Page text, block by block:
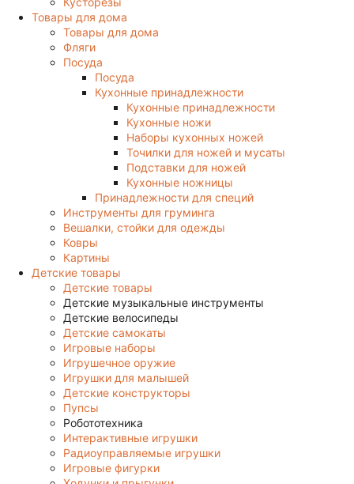
Товары для дома
Товары для дома
Фляги
Посуда
Посуда
Кухонные принадлежности
Кухонные принадлежности
Кухонные ножи
Наборы кухонных ножей
Точилки для ножей и мусаты
Подставки для ножей
Кухонные ножницы
Принадлежности для специй
Инструменты для груминга
Вешалки, стойки для одежды
Ковры
Картины
Детские товары
Детские товары
Детские музыкальные инструменты
Детские велосипеды
Детские самокаты
Игровые наборы
Игрушечное оружие
Игрушки для малышей
Детские конструкторы
Пупсы
Робототехника
Интерактивные игрушки
Радиоуправляемые игрушки
Игровые фигурки